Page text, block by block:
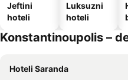
Jeftini
hoteli
Luksuzni
hoteli
Konstantinoupolis –
Hoteli Saranda